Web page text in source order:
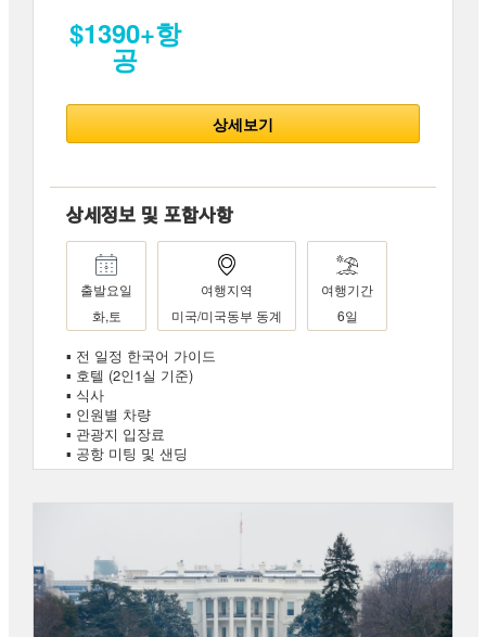
$1390+항
공
상세보기
상세정보 및 포함사항
출발요일
화,토
여행지역
미국/미국동부 동계
여행기간
6일
▪ 전 일정 한국어 가이드
▪ 호텔 (2인1실 기준)
▪ 식사
▪ 인원별 차량
▪ 관광지 입장료
▪ 공항 미팅 및 샌딩